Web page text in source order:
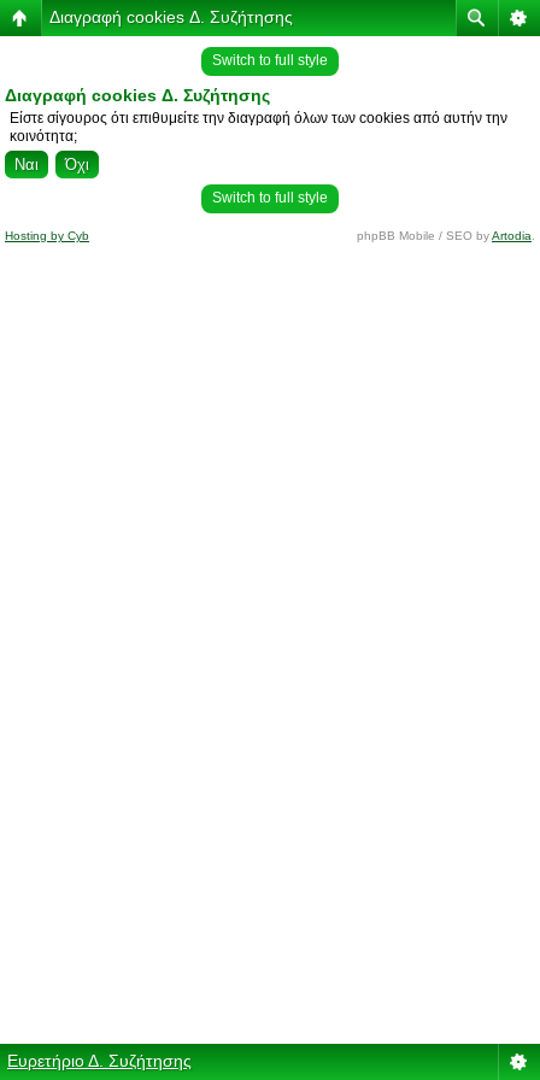
Διαγραφή cookies Δ. Συζήτησης
Switch to full style
Διαγραφή cookies Δ. Συζήτησης
Είστε σίγουρος ότι επιθυμείτε την διαγραφή όλων των cookies από αυτήν την
κοινότητα;
Switch to full style
Hosting by Cyb phpBB Mobile / SEO byArtodia
Ευρετήριο Δ. Συζήτησης